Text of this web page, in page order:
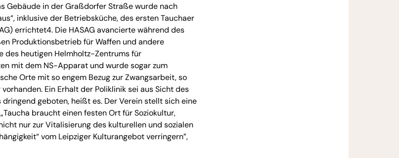
Gebäude in der Graßdorfer Straße wurde nach
inklusive der Betriebsküche, des ersten Tauchaer
errichtet4. Die HASAG avancierte während des
Produktionsbetrieb für Waffen und andere
des heutigen Helmholtz-Zentrums für
mit dem NS-Apparat und wurde sogar zum
Orte mit so engem Bezug zur Zwangsarbeit, so
Ein Erhalt der Poliklinik sei aus Sicht des
geboten, heißt es. Der Verein stellt sich eine
braucht einen festen Ort für Soziokultur,
nur zur Vitalisierung des kulturellen und sozialen
vom Leipziger Kulturangebot verringern”,